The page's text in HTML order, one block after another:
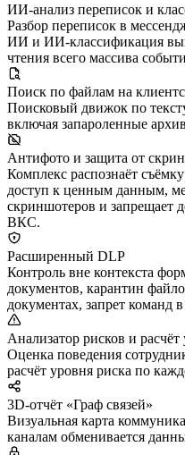
ИИ-анализ переписок и
Разбор переписок в
ИИ и ИИ-классификация
чтения всего массива
Поиск по файлам на
Поисковый движок по
включая запароленные
Антифото и защита от
Комплекс распознаёт
доступ к ценным данным,
скриншотеров и запрещает
ВКС.
Расширенный DLP
Контроль вне контекста
документов, карантин
документах, запрет команд
Анализатор рисков и расчёт
Оценка поведения
расчёт уровня риска по
3D-отчёт «Граф связей»
Визуальная карта
каналам обменивается